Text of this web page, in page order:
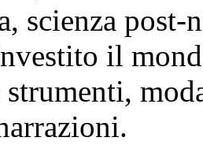
scienza
il